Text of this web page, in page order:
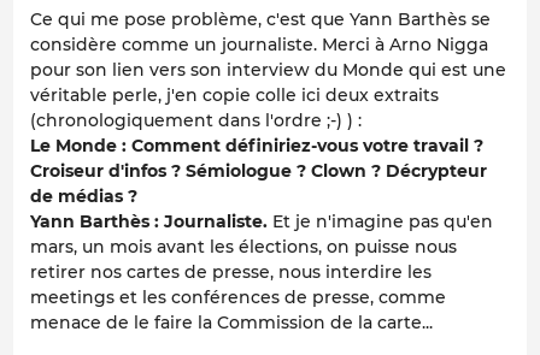
Ce qui me pose problème, c'est que Yann Barthès se
considère comme un journaliste. Merci à Arno Nigga
pour son lien vers son interview du Monde qui est une
véritable perle, j'en copie colle ici deux extraits
(chronologiquement dans l'ordre ;-) ) :
Le Monde : Comment définiriez-vous votre travail ?
Croiseur d'infos ? Sémiologue ? Clown ? Décrypteur
de médias ?
Yann Barthès : Journaliste. Et je n'imagine pas qu'en
mars, un mois avant les élections, on puisse nous
retirer nos cartes de presse, nous interdire les
meetings et les conférences de presse, comme
menace de le faire la Commission de la carte...